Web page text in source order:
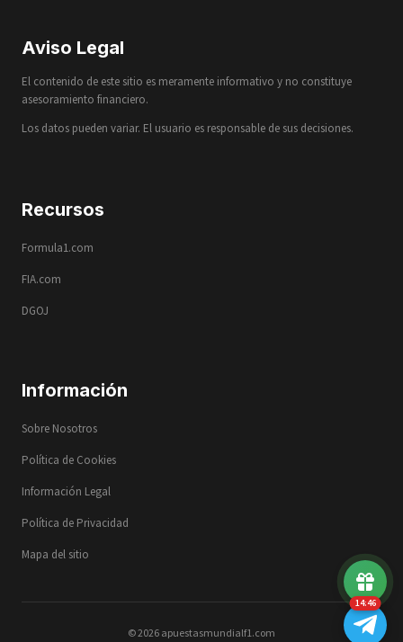
Aviso Legal
El contenido de este sitio es meramente informativo y no constituye
asesoramiento financiero.
Los datos pueden variar. El usuario es responsable de sus decisiones.
Recursos
Formula1.com
FIA.com
DGOJ
Información
Sobre Nosotros
Política de Cookies
Información Legal
Política de Privacidad
Mapa del sitio
© 2026 apuestasmundialf1.com
14:46